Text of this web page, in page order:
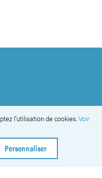
l'utilisation de cookies.Voir
Personnaliser